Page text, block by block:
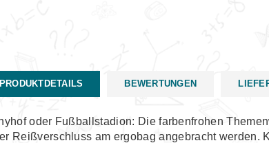
PRODUKTDETAILS BEWERTUNGEN
oder Fußballstadion: Die farbenfrohen
Reißverschluss am ergobag angebracht